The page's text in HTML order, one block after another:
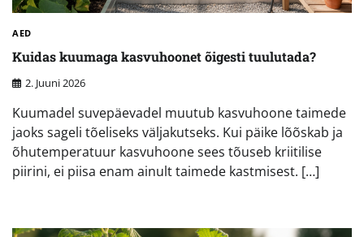
AED
Kuidas kuumaga kasvuhoonet õigesti tuulutada?
2. Juuni 2026
Kuumadel suvepäevadel muutub kasvuhoone taimede
jaoks sageli tõeliseks väljakutseks. Kui päike lõõskab ja
õhutemperatuur kasvuhoone sees tõuseb kriitilise
piirini, ei piisa enam ainult taimede kastmisest. […]